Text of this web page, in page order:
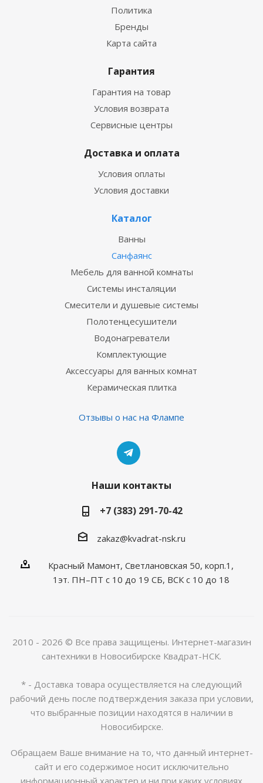
Политика
Бренды
Карта сайта
Гарантия
Гарантия на товар
Условия возврата
Сервисные центры
Доставка и оплата
Условия оплаты
Условия доставки
Каталог
Ванны
Санфаянс
Мебель для ванной комнаты
Системы инсталяции
Смесители и душевые системы
Полотенцесушители
Водонагреватели
Комплектующие
Аксессуары для ванных комнат
Керамическая плитка
Отзывы о нас на Флампе
Наши контакты
+7 (383) 291-70-42
zakaz@kvadrat-nsk.ru
Красный Мамонт, Светлановская 50, корп.1,
1эт. ПН–ПТ с 10 до 19 CБ, ВСК с 10 до 18
2010 - 2026 © Все права защищены. Интернет-магазин
сантехники в Новосибирске Квадрат-НСК.
* - Доставка товара осуществляется на следующий
рабочий день после подтверждения заказа при условии,
что выбранные позиции находятся в наличии в
Новосибирске.
Обращаем Ваше внимание на то, что данный интернет-
сайт и его содержимое носит исключительно
информационный характер и ни при каких условиях